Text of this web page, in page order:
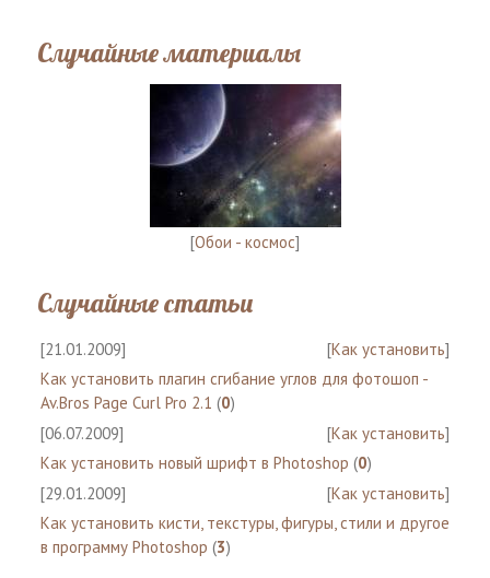
Случайные материалы
[Обои - космос]
Случайные статьи
[21.01.2009] [Как установить]
Как установить плагин сгибание углов для фотошоп -
Av.Bros Page Curl Pro 2.1 (0)
[06.07.2009]
[Как установить]
Как установить новый шрифт в Photoshop (0)
[29.01.2009]
[Как установить]
Как установить кисти, текстуры, фигуры, стили и другое
в программу Photoshop (3)